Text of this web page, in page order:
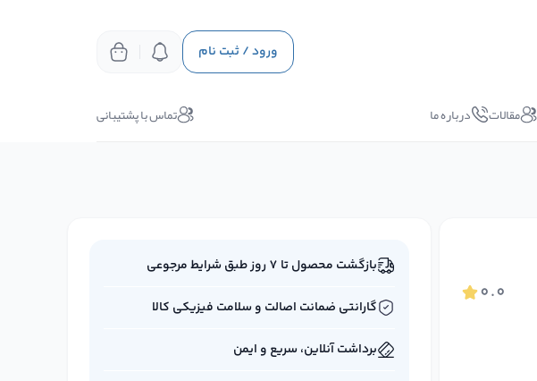
ورود / ثبت نام
مقالات درباره ما تماس با پشتیبانی
بازگشت محصول تا ۷ روز طبق شرایط مرجوعی
گارانتی ضمانت اصالت و سلامت فیزیکی کالا
برداشت آنلاین، سریع و ایمن
۰.۰